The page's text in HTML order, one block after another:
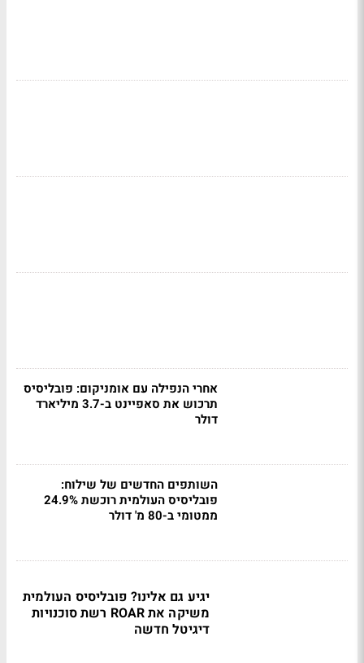
אחרי הנפילה עם אומניקום: פובליסיס
תרכוש את סאפיינט ב-3.7 מיליארד
דולר
השותפים החדשים של שילוח:
פובליסיס העולמית רוכשת 24.9%
ממטומי ב-80 מ' דולר
יגיע גם אלינו? פובליסיס העולמית
משיקה את ROAR רשת סוכנויות
דיגיטל חדשה